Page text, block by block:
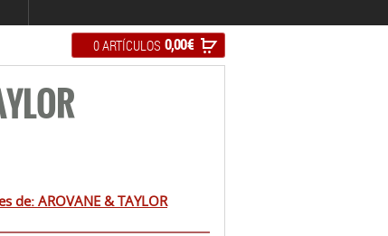
0 ARTÍCULOS 0,00 €
de: AROVANE & TAYLOR